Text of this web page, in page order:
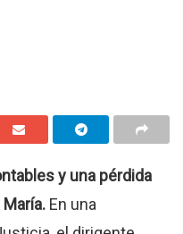
y una pérdida
En una